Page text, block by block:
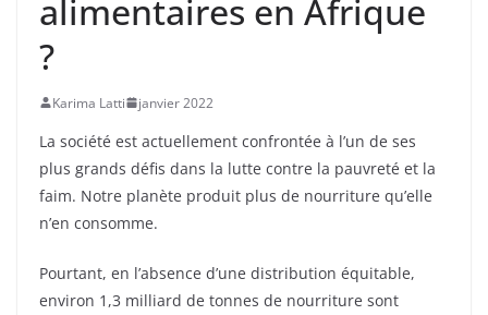
alimentaires en Afrique
?
Karima Latti janvier 2022
La société est actuellement confrontée à l’un de ses
plus grands défis dans la lutte contre la pauvreté et la
faim. Notre planète produit plus de nourriture qu’elle
n’en consomme.
Pourtant, en l’absence d’une distribution équitable,
environ 1,3 milliard de tonnes de nourriture sont